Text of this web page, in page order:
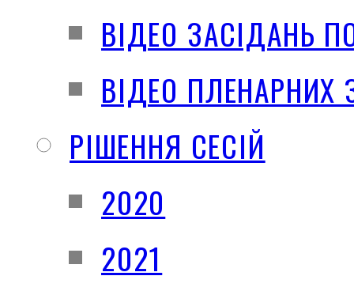
ВІДЕО ЗАСІДАНЬ
ВІДЕО ПЛЕНАРНИХ
РІШЕННЯ СЕСІЙ
2020
2021